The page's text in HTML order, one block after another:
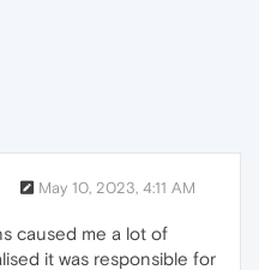
May 10, 2023, 4:11 AM
caused me a lot of
it was responsible for